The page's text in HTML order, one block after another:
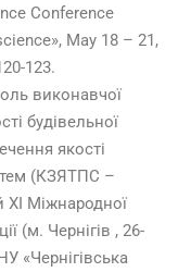
Conference
May 18 – 21,
123.
виконавчої
будівельної
якості
(КЗЯТПС –
XІ Міжнародної
(м. Чернігів , 26-
«Чернігівська